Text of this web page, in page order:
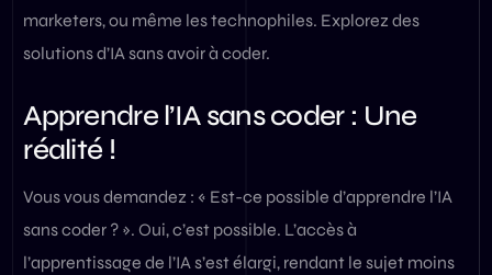
marketers, ou même les technophiles. Explorez des
solutions d’IA sans avoir à coder.
Apprendre l’IA sans coder : Une
réalité !
Vous vous demandez : « Est-ce possible d’apprendre l’IA
sans coder ? ». Oui, c’est possible. L’accès à
l’apprentissage de l’IA s’est élargi, rendant le sujet moins